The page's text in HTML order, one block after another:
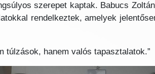
szerepet kaptak. Babucs
rendelkeztek, amelyek
túlzások, hanem valós tapasztalatok.”